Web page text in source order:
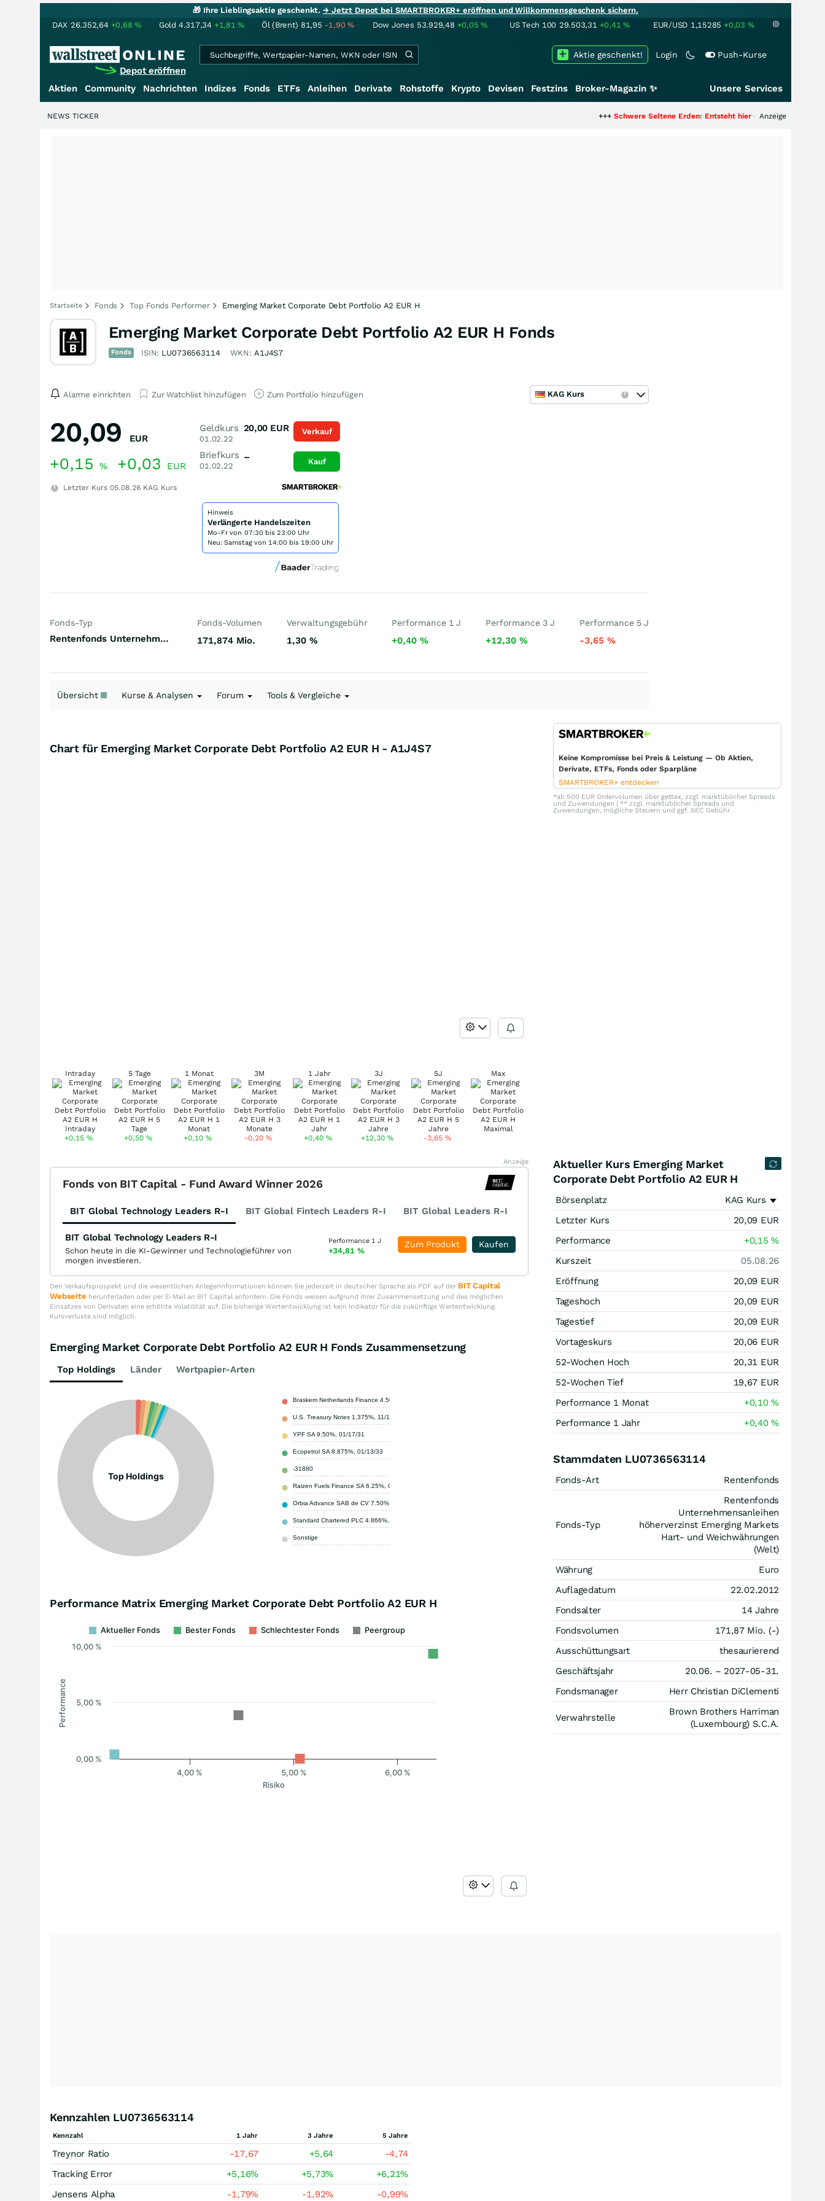
🎁 Ihre Lieblingsaktie geschenkt.→ Jetzt Depot bei SMARTBROKER+ eröffnen und Willkommensgeschenk sichern.
DAX 26.352,64 +0,68% Gold 4.317,34 +1,81% Öl (Brent) 81,95 -1,90% Dow Jones 53.929,48 +0,05% US Tech 100 29.503,31 +0,41% EUR/USD 1,15285 +0,03 %
Depot eröffnen
Login Push-Kurse
Aktie geschenkt!
Aktien Community Nachrichten Indizes Fonds ETFs Anleihen Derivate Rohstoffe Krypto Devisen Festzins Broker-Magazin ✨ Unsere Services
Schwere Seltene Erden: Entsteht hier die nächste Milliardenstory?
Anzeige
NEWS TICKER
Startseite Fonds Top Fonds Performer Emerging Market Corporate Debt Portfolio A2 EUR H
Emerging Market Corporate Debt Portfolio A2 EUR H Fonds
Fonds ISIN: LU0736563114 WKN: A1J4S7
Alarme einrichten Zur Watchlist hinzufügen Zum Portfolio hinzufügen KAG Kurs
20,09 EUR
+0,15 % +0,03 EUR
Letzter Kurs 05.08.26 KAG Kurs
Geldkurs
01.02.22
20,00 EUR
Briefkurs
01.02.22
–
Verkauf
Kauf
Hinweis
Verlängerte Handelszeiten
Mo-Fr von 07:30 bis 23:00 Uhr
Neu: Samstag von 14:00 bis 19:00 Uhr
Fonds-Typ
Rentenfonds Unternehmensanleihen höherverzinst Emerging Markets Hart- und Weichwährungen (Welt)
Fonds-Volumen
171,874 Mio.
Verwaltungsgebühr
1,30 %
Performance 1 J
+0,40%
Performance 3 J
+12,30%
Performance 5 J
-3,65 %
Übersicht Kurse & Analysen Forum Tools & Vergleiche
Chart für Emerging Market Corporate Debt Portfolio A2 EUR H - A1J4S7
Intraday
+0,15%
5 Tage
+0,50%
1 Monat
+0,10%
3M
-0,20%
1 Jahr
+0,40%
3J
+12,30%
5J
-3,65 %
Max
Keine Kompromisse bei Preis & Leistung — Ob Aktien,
Derivate, ETFs, Fonds oder Sparpläne
SMARTBROKER+ entdecken
*ab 500 EUR Ordervolumen über gettex, zzgl. marktüblicher Spreads
und Zuwendungen | ** zzgl. marktüblicher Spreads und
Zuwendungen, mögliche Steuern und ggf. SEC Gebühr
Anzeige
Fonds von BIT Capital - Fund Award Winner 2026
BIT Global Technology Leaders R-I BIT Global Fintech Leaders R-I BIT Global Leaders R-I
BIT Global Technology Leaders R-I
Schon heute in die KI-Gewinner und Technologieführer von
morgen investieren.
Performance 1 J
+34,81 %
Kaufen
Zum Produkt
Den Verkaufsprospekt und die wesentlichen Anlegerinformationen können Sie jederzeit in deutscher Sprache als PDF auf der BIT Capital
Webseite herunterladen oder per E-Mail an BIT Capital anfordern. Die Fonds weisen aufgrund ihrer Zusammensetzung und des möglichen
Einsatzes von Derivaten eine erhöhte Volatilität auf. Die bisherige Wertentwicklung ist kein Indikator für die zukünftige Wertentwicklung.
Kursverluste sind möglich.
Emerging Market Corporate Debt Portfolio A2 EUR H Fonds Zusammensetzung
Top Holdings Länder Wertpapier-Arten
Top Holdings
Braskem Netherlands Finance 4.50%, 01/10/28
U.S. Treasury Notes 1.375%, 11/15/31
YPF SA 9.50%, 01/17/31
Ecopetrol SA 8.875%, 01/13/33
-31880
Raizen Fuels Finance SA 6.25%, 07/08/32
Orbia Advance SAB de CV 7.50%, 05/13/35
Standard Chartered PLC 4.866%, 03/15/33
Sonstige
Performance Matrix Emerging Market Corporate Debt Portfolio A2 EUR H
Risiko
Performance
Aktueller Fonds Bester Fonds Schlechtester Fonds Peergroup
4,00 % 5,00 % 6,00 %
0,00 %
10,00 %
5,00 %
Aktueller Kurs Emerging Market
Corporate Debt Portfolio A2 EUR H
Börsenplatz
KAG Kurs
Letzter Kurs
20,09 EUR
Performance
+0,15%
Kurszeit
05.08.26
Eröffnung
20,09 EUR
Tageshoch
20,09 EUR
Tagestief
20,09 EUR
Vortageskurs
20,06 EUR
52-Wochen Hoch
20,31 EUR
52-Wochen Tief
19,67 EUR
Performance 1 Monat
+0,10%
Performance 1 Jahr
+0,40%
Stammdaten LU0736563114
Fonds-Art Rentenfonds
Fonds-Typ
Rentenfonds
Unternehmensanleihen
höherverzinst Emerging Markets
Hart- und Weichwährungen
(Welt)
Währung
Euro
Auflagedatum
22.02.2012
Fondsalter
14 Jahre
Fondsvolumen
171,87 Mio. (-)
Ausschüttungsart
thesaurierend
Geschäftsjahr
20.06. – 2027-05-31.
Fondsmanager
Herr Christian DiClementi
Verwahrstelle
Brown Brothers Harriman
(Luxembourg) S.C.A.
Kennzahlen LU0736563114
Kennzahl 1 Jahr 3 Jahre 5 Jahre
Treynor Ratio -17,67 +5,64
-4,74
Tracking Error
+5,16% +5,73% +6,21%
Jensens Alpha
-1,79% -1,92% -0,99%